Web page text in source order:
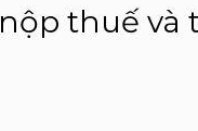
thuế và